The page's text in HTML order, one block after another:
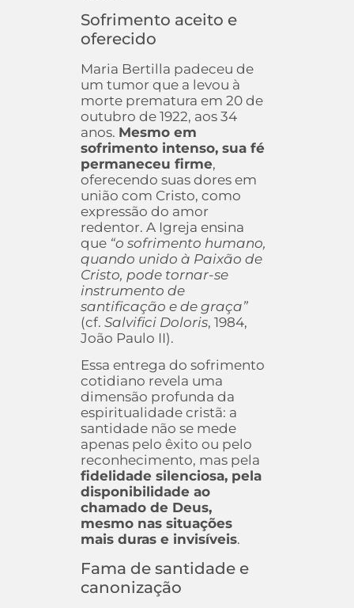
Sofrimento aceito e
oferecido
Maria Bertilla padeceu de
um tumor que a levou à
morte prematura em 20 de
outubro de 1922, aos 34
anos. Mesmo em
sofrimento intenso, sua fé
permaneceu firme,
oferecendo suas dores em
união com Cristo, como
expressão do amor
redentor. A Igreja ensina
que “o sofrimento humano,
quando unido à Paixão de
Cristo, pode tornar-se
instrumento de
santificação e de graça”
(cf.Salvifici Doloris, 1984,
João Paulo II).
Essa entrega do sofrimento
cotidiano revela uma
dimensão profunda da
espiritualidade cristã: a
santidade não se mede
apenas pelo êxito ou pelo
reconhecimento, mas pela
fidelidade silenciosa, pela
disponibilidade ao
chamado de Deus,
mesmo nas situações
mais duras e invisíveis.
Fama de santidade e
canonização